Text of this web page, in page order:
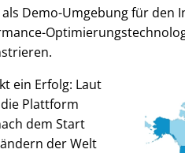
Demo-Umgebung für den
ein Erfolg: Laut
Plattform
dem Start
der Welt